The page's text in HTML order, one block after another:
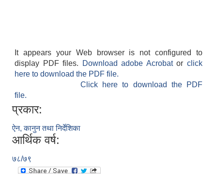
It appears your Web browser is not configured to
display PDF files.
Download adobe Acrobatorclick
here to download the PDF file.
Click here to download the PDF
file.
प्रकार:
ऐन, कानुन तथा निर्देशिका
आर्थिक वर्ष:
७८/७९